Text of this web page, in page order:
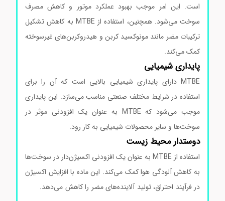
است. این امر موجب بهبود عملکرد موتور و کاهش مصرف
سوخت می‌شود. همچنین، استفاده از MTBE به کاهش تشکیل
ترکیبات مضر مانند مونوکسید کربن و هیدروکربن‌های غیرسوخته
کمک می‌کند.
پایداری شیمیایی
MTBE دارای پایداری شیمیایی بالایی است که آن را برای
استفاده در شرایط مختلف صنعتی مناسب می‌سازد. این پایداری
موجب می‌شود که MTBE به عنوان یک افزودنی موثر در
سوخت‌ها و سایر محصولات شیمیایی به کار رود.
دوستدار محیط زیست
استفاده از MTBE به عنوان یک افزودنی اکسیژن‌دار در سوخت‌ها
به کاهش آلودگی هوا کمک می‌کند. این ماده با افزایش اکسیژن
در فرآیند احتراق، تولید آلاینده‌های مضر را کاهش می‌دهد.خرید